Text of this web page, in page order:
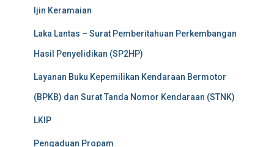
Ijin Keramaian
Laka Lantas – Surat Pemberitahuan Perkembangan
Hasil Penyelidikan (SP2HP)
Layanan Buku Kepemilikan Kendaraan Bermotor
(BPKB) dan Surat Tanda Nomor Kendaraan (STNK)
LKIP
Pengaduan Propam